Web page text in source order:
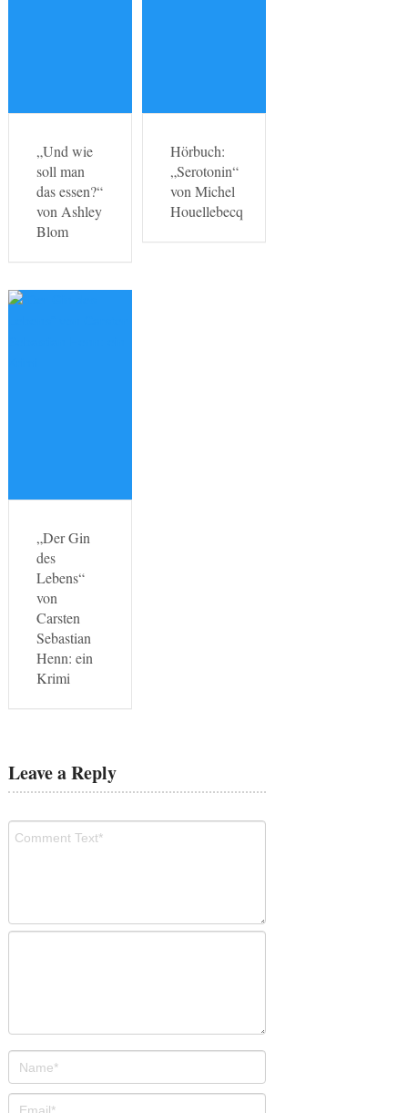
„Und wie
soll man
das essen?“
von Ashley
Blom
Hörbuch:
„Serotonin“
von Michel
Houellebecq
„Der Gin
des
Lebens“
von
Carsten
Sebastian
Henn: ein
Krimi
Leave a Reply